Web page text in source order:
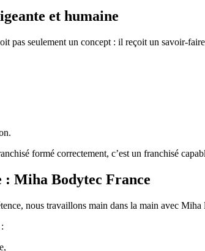
et humaine
pas seulement un concept : il reçoit un savoir-
formé correctement, c’est un franchisé
: Miha Bodytec France
nous travaillons main dans la main avec